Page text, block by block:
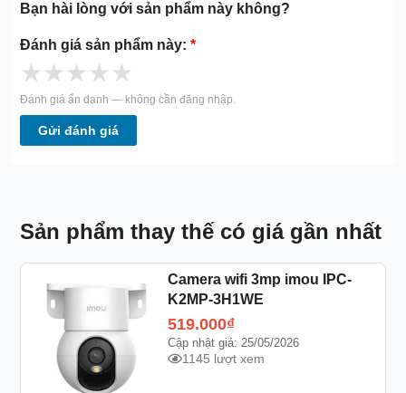
Bạn hài lòng với sản phẩm này không?
Đánh giá sản phẩm này:*
★★★★★
Đánh giá ẩn danh — không cần đăng nhập.
Gửi đánh giá
Sản phẩm thay thế có giá gần nhất
Camera wifi 3mp imou IPC-
K2MP-3H1WE
519.000₫
Cập nhật giá: 25/05/2026
1145 lượt xem